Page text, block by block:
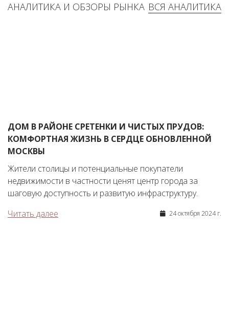
ВСЯ АНАЛИТИКА
АНАЛИТИКА И ОБЗОРЫ РЫНКА
ДОМ В РАЙОНЕ СРЕТЕНКИ И ЧИСТЫХ ПРУДОВ:
КОМФОРТНАЯ ЖИЗНЬ В СЕРДЦЕ ОБНОВЛЕННОЙ
МОСКВЫ
Жители столицы и потенциальные покупатели
недвижимости в частности ценят центр города за
шаговую доступность и развитую инфраструктуру.
Читать далее
24 октября 2024 г.